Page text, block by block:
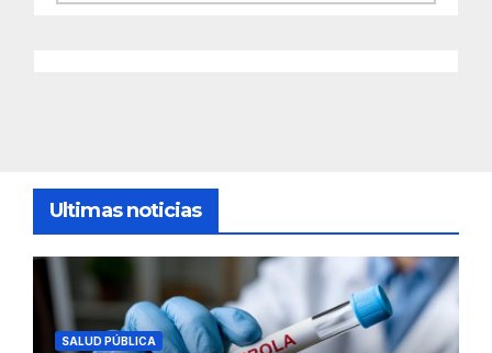
Ultimas noticias
SALUD PÚBLICA